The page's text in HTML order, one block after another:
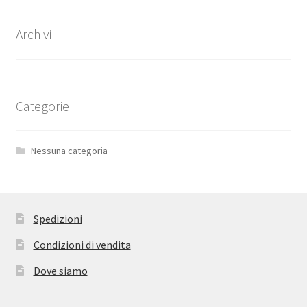
Archivi
Categorie
Nessuna categoria
Spedizioni
Condizioni di vendita
Dove siamo